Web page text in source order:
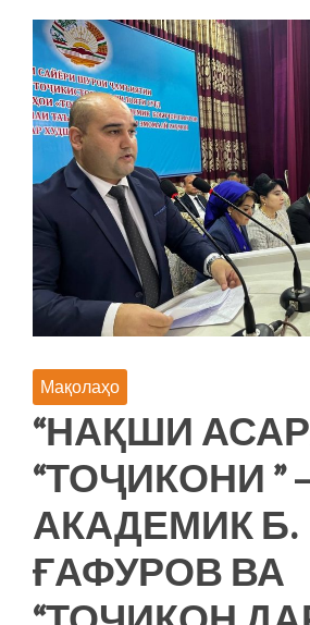
рушди
иқтисоди
сабз”
Ҷумҳурии
Тоҷикистон
барои
солҳои
2023-
2037”
Мақолаҳо
“НАҚШИ
“ТОҶИКОНИ ”
АКАДЕМИК Б.
ҒАФУРОВ ВА